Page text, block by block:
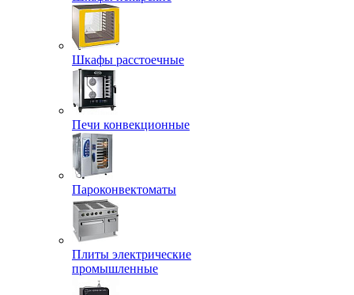
Шкафы расстоечные
Печи конвекционные
Пароконвектоматы
Плиты электрические
промышленные